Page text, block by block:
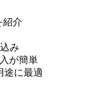
介
み
が簡単
途に最適